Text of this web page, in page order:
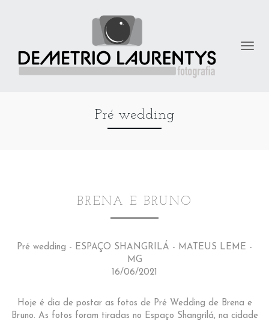
Pré wedding
BRENA E BRUNO
Pré wedding - ESPAÇO SHANGRILÁ - MATEUS LEME -
MG
16/06/2021
Hoje é dia de postar as fotos de Pré Wedding de Brena e
Bruno. As fotos foram tiradas no Espaço Shangrilá, na cidade